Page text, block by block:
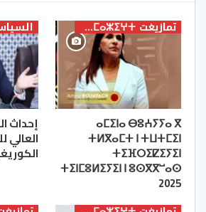
تمازيغت ⵜⴰⵎⴰⵣⵉⵖⵜ
ⴰⵎⵉⵏⴰ ⴱⵓⵄⵢⵢⴰ ⴳ
ⵜⵍⴳⴰⵎⵜ ⵏ ⵜⵡⵜⵎⵉⵏ
ⵜⵉⴼⵔⵉⵇⵉⵢⵉⵏ
ⵜⵉⵏⵎⵓⵍⵉⵢⵉⵏ ⵏ ⵓⵙⴳⴳⵯⴰⵙ
2025
إحداث